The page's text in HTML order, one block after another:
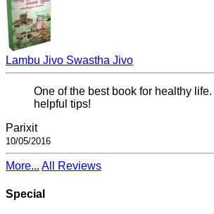
Lambu Jivo Swastha Jivo
One of the best book for healthy
helpful tips!
Parixit
10/05/2016
More... All Reviews
Special